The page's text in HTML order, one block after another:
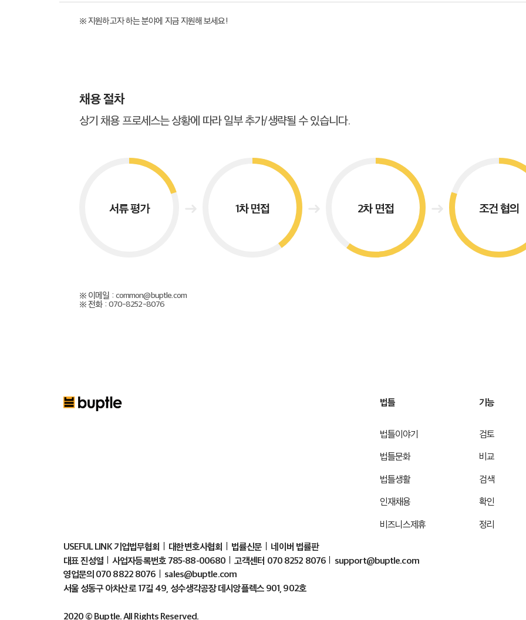
※ 지원하고자 하는 분야에 지금 지원해 보세요!
채용 절차
상기 채용 프로세스는 상황에 따라 일부 추가/생략될 수 있습니다.
서류 평가 1차 면접 2차 면접 조건 협의
※ 이메일 : common@buptle.com
※ 전화 : 070-8252-8076
법틀
법틀이야기
법틀문화
법틀생활
인재채용
비즈니스제휴
기능
검토
비교
검색
확인
정리
USEFUL LINK 기업법무협회 대한변호사협회 법률신문
네이버 법률판
대표 진성열
사업자등록번호 785-88-00680 고객센터 070 8252 8076
support@buptle.com
영업문의 070 8822 8076
sales@buptle.com
서울 성동구 아차산로 17길 49, 성수생각공장 데시앙플렉스 901, 902호
2020 © Buptle. All Rights Reserved.